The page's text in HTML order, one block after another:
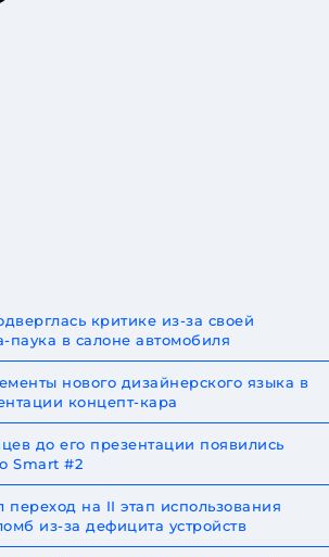
критике из-за своей
паука в салоне автомобиля
нового дизайнерского языка в
концепт-кара
до его презентации появились
Smart #2
переход на II этап использования
из-за дефицита устройств